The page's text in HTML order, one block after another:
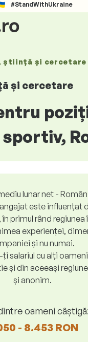
#StandWithUkraine
știință și cercetare
și cercetare
lunar net -
este influențat
primul rând regiunea
experienței,
și nu numai.
salariul cu alți
și din aceeași
și anonim.
oameni câștigă:
- 8.453 RON